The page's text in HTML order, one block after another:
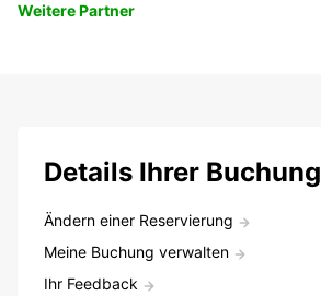
Weitere Partner
Details Ihrer Buchung
Ändern einer Reservierung
Meine Buchung verwalten
Ihr Feedback